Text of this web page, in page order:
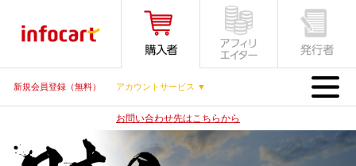
新規会員登録（無料） アカウントサービス ▼ MENU
お問い合わせ先はこちらから